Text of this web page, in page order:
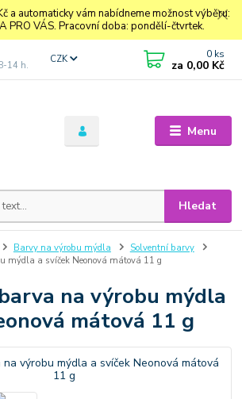
a automaticky vám nabídneme možnost výběru:
PRO VÁS. Pracovní doba: pondělí-čtvrtek.
Menu
CZK
Hledat
14 h.
0 ks
za 0,00 Kč
Barvy na výrobu mýdla
Solventní barvy
mýdla a svíček Neonová mátová 11 g
na výrobu mýdla
mátová 11 g